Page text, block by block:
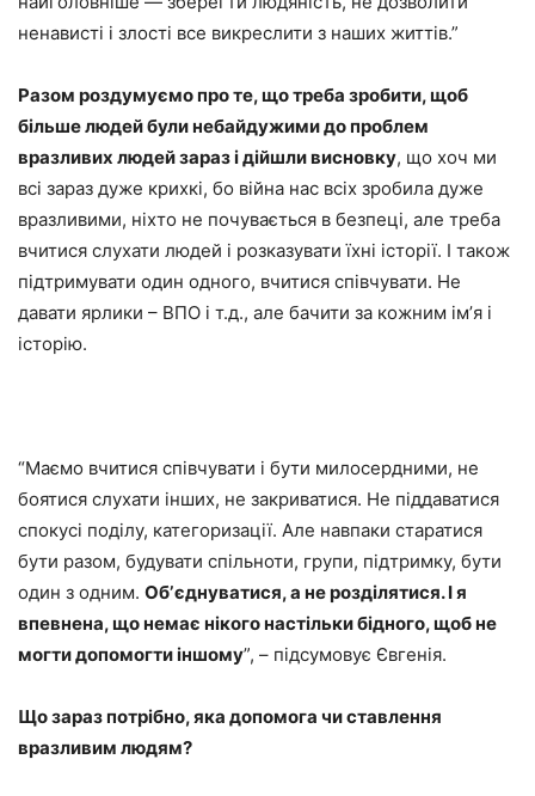
ненависті і злості все викреслити з наших життів.”
Разом роздумуємо про те, що треба зробити, щоб
більше людей були небайдужими до проблем
вразливих людей зараз і дійшли висновку, що хоч ми
всі зараз дуже крихкі, бо війна нас всіх зробила дуже
вразливими, ніхто не почувається в безпеці, але треба
вчитися слухати людей і розказувати їхні історії. І також
підтримувати один одного, вчитися співчувати. Не
давати ярлики – ВПО і т.д., але бачити за кожним імʼя і
історію.
“Маємо вчитися співчувати і бути милосердними, не
боятися слухати інших, не закриватися. Не піддаватися
спокусі поділу, категоризації. Але навпаки старатися
бути разом, будувати спільноти, групи, підтримку, бути
один з одним. Обʼєднуватися, а не розділятися. І я
впевнена, що немає нікого настільки бідного, щоб не
могти допомогти іншому”, – підсумовує Євгенія.
Що зараз потрібно, яка допомога чи ставлення
вразливим людям?